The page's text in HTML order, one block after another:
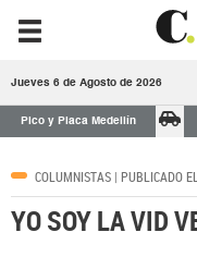
Jueves 6 de Agosto de 2026
Pico y Placa Medellín
COLUMNISTAS | PUBLICADO
YO SOY LA VID